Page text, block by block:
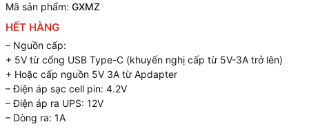
Mã sản phẩm: GXMZ
HẾT HÀNG
– Nguồn cấp:
+ 5V từ cổng USB Type-C (khuyến nghị cấp từ 5V-3A trở lên)
+ Hoặc cấp nguồn 5V 3A từ Apdapter
– Điện áp sạc cell pin: 4.2V
– Điện áp ra UPS: 12V
– Dòng ra: 1A